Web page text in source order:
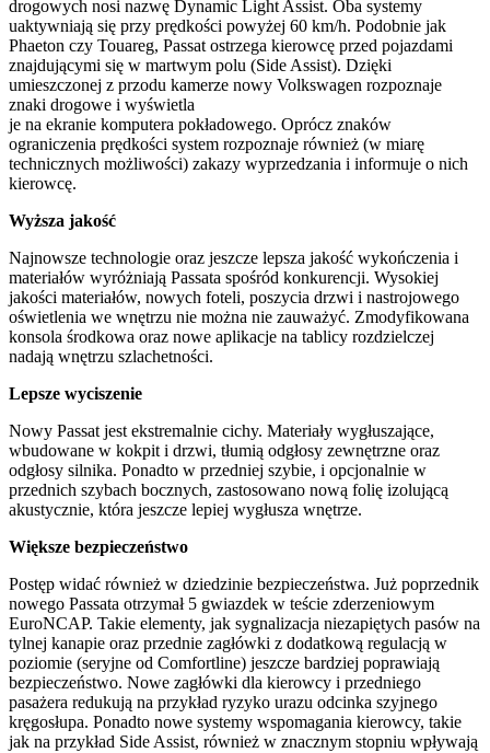
drogowych nosi nazwę Dynamic Light Assist. Oba systemy
uaktywniają się przy prędkości powyżej 60 km/h. Podobnie jak
Phaeton czy Touareg, Passat ostrzega kierowcę przed pojazdami
znajdującymi się w martwym polu (Side Assist). Dzięki
umieszczonej z przodu kamerze nowy Volkswagen rozpoznaje
znaki drogowe i wyświetla
je na ekranie komputera pokładowego. Oprócz znaków
ograniczenia prędkości system rozpoznaje również (w miarę
technicznych możliwości) zakazy wyprzedzania i informuje o nich
kierowcę.
Wyższa jakość
Najnowsze technologie oraz jeszcze lepsza jakość wykończenia i
materiałów wyróżniają Passata spośród konkurencji. Wysokiej
jakości materiałów, nowych foteli, poszycia drzwi i nastrojowego
oświetlenia we wnętrzu nie można nie zauważyć. Zmodyfikowana
konsola środkowa oraz nowe aplikacje na tablicy rozdzielczej
nadają wnętrzu szlachetności.
Lepsze wyciszenie
Nowy Passat jest ekstremalnie cichy. Materiały wygłuszające,
wbudowane w kokpit i drzwi, tłumią odgłosy zewnętrzne oraz
odgłosy silnika. Ponadto w przedniej szybie, i opcjonalnie w
przednich szybach bocznych, zastosowano nową folię izolującą
akustycznie, która jeszcze lepiej wygłusza wnętrze.
Większe bezpieczeństwo
Postęp widać również w dziedzinie bezpieczeństwa. Już poprzednik
nowego Passata otrzymał 5 gwiazdek w teście zderzeniowym
EuroNCAP. Takie elementy, jak sygnalizacja niezapiętych pasów na
tylnej kanapie oraz przednie zagłówki z dodatkową regulacją w
poziomie (seryjne od Comfortline) jeszcze bardziej poprawiają
bezpieczeństwo. Nowe zagłówki dla kierowcy i przedniego
pasażera redukują na przykład ryzyko urazu odcinka szyjnego
kręgosłupa. Ponadto nowe systemy wspomagania kierowcy, takie
jak na przykład Side Assist, również w znacznym stopniu wpływają